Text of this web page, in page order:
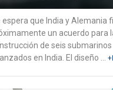
espera que India y Alemania
un acuerdo para
de seis submarinos
en India. El diseño ...